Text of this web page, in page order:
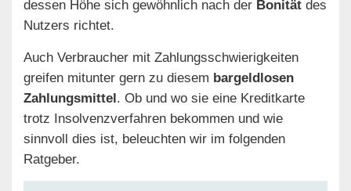
dessen Höhe sich gewöhnlich nach der Bonität des
Nutzers richtet.
Auch Verbraucher mit Zahlungsschwierigkeiten
greifen mitunter gern zu diesem bargeldlosen
Zahlungsmittel. Ob und wo sie eine Kreditkarte
trotz Insolvenzverfahren bekommen und wie
sinnvoll dies ist, beleuchten wir im folgenden
Ratgeber.